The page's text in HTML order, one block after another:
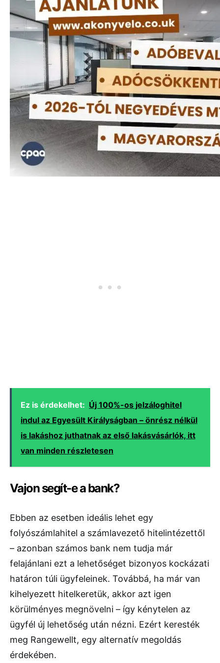
Ez is érdekelhet: Új 100%-os jelzáloghitel
indul az Egyesült Királyságban – önrész nélkül
is lakáshoz juthatnak az első lakásvásárlók, itt
van minden részletesen
Vajon segít-e a bank?
Ebben az esetben ideális lehet egy
folyószámlahitel a számlavezető hitelintézettől
– azonban számos bank nem tudja már
felajánlani ezt a lehetőséget bizonyos kockázati
határon túli ügyfeleinek. Továbbá, ha már van
kihelyezett hitelkeretük, akkor azt igen
körülményes megnövelni – így kénytelen az
ügyfél új lehetőség után nézni. Ezért keresték
meg Rangewellt, egy alternatív megoldás
érdekében.